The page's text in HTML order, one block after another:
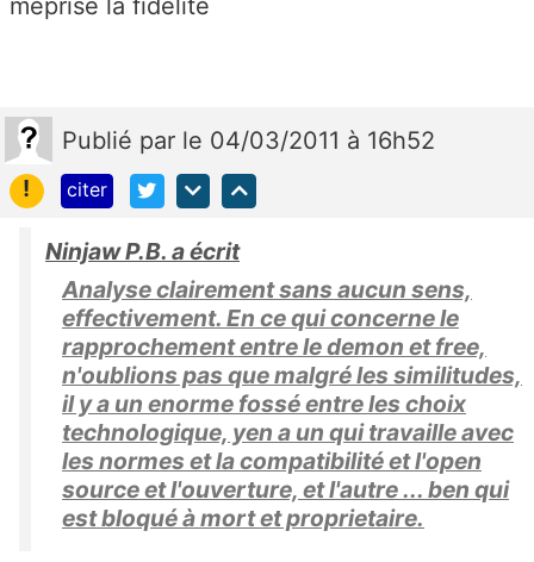
méprise la fidélité
Publié par le 04/03/2011 à 16h52
!
citer
Ninjaw P.B. a écrit
Analyse clairement sans aucun sens,
effectivement. En ce qui concerne le
rapprochement entre le demon et free,
n'oublions pas que malgré les similitudes,
il y a un enorme fossé entre les choix
technologique, yen a un qui travaille avec
les normes et la compatibilité et l'open
source et l'ouverture, et l'autre ... ben qui
est bloqué à mort et proprietaire.